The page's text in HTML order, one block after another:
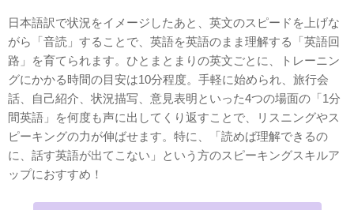
日本語訳で状況をイメージしたあと、英文のスピードを上げな
がら「音読」することで、英語を英語のまま理解する「英語回
路」を育てられます。ひとまとまりの英文ごとに、トレーニン
グにかかる時間の目安は10分程度。手軽に始められ、旅行会
話、自己紹介、状況描写、意見表明といった4つの場面の「1分
間英語」を何度も声に出してくり返すことで、リスニングやス
ピーキングの力が伸ばせます。特に、「読めば理解できるの
に、話す英語が出てこない」という方のスピーキングスキルア
ップにおすすめ！